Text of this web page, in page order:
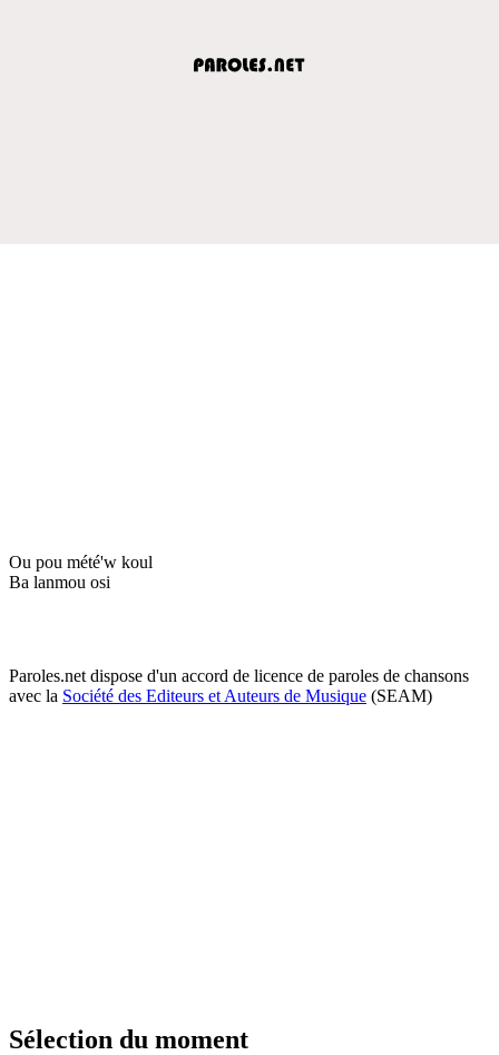
Ou pou mété'w koul
Ba lanmou osi
Paroles.net dispose d'un accord de licence de paroles de chansons
avec la Société des Editeurs et Auteurs de Musique (SEAM)
Sélection du moment